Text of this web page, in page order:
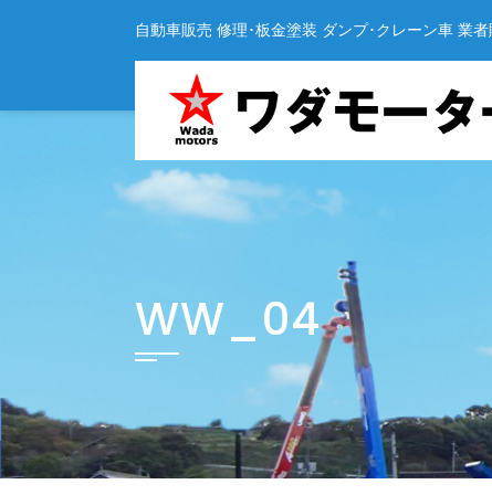
自動車販売 修理･板金塗装 ダンプ･クレーン車 業
WW_04